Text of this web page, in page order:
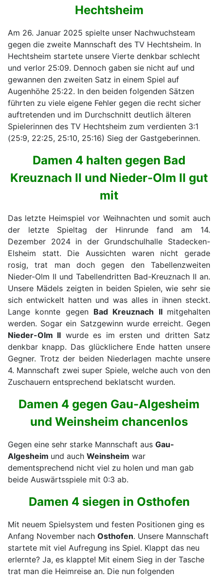
Hechtsheim
Am 26. Januar 2025 spielte unser Nachwuchsteam
gegen die zweite Mannschaft des TV Hechtsheim. In
Hechtsheim startete unsere Vierte denkbar schlecht
und verlor 25:09. Dennoch gaben sie nicht auf und
gewannen den zweiten Satz in einem Spiel auf
Augenhöhe 25:22. In den beiden folgenden Sätzen
führten zu viele eigene Fehler gegen die recht sicher
auftretenden und im Durchschnitt deutlich älteren
Spielerinnen des TV Hechtsheim zum verdienten 3:1
(25:9, 22:25, 25:10, 25:16) Sieg der Gastgeberinnen.
Damen 4 halten gegen Bad
Kreuznach II und Nieder-Olm II gut
mit
Das letzte Heimspiel vor Weihnachten und somit auch
der letzte Spieltag der Hinrunde fand am 14.
Dezember 2024 in der Grundschulhalle Stadecken-
Elsheim statt. Die Aussichten waren nicht gerade
rosig, trat man doch gegen den Tabellenzweiten
Nieder-Olm II und Tabellendritten Bad-Kreuznach II an.
Unsere Mädels zeigten in beiden Spielen, wie sehr sie
sich entwickelt hatten und was alles in ihnen steckt.
Lange konnte gegen Bad Kreuznach II mitgehalten
werden. Sogar ein Satzgewinn wurde erreicht. Gegen
Nieder-Olm II wurde es im ersten und dritten Satz
denkbar knapp. Das glücklichere Ende hatten unsere
Gegner. Trotz der beiden Niederlagen machte unsere
4. Mannschaft zwei super Spiele, welche auch von den
Zuschauern entsprechend beklatscht wurden.
Damen 4 gegen Gau-Algesheim
und Weinsheim chancenlos
Gegen eine sehr starke Mannschaft aus Gau-
Algesheim und auch Weinsheim war
dementsprechend nicht viel zu holen und man gab
beide Auswärtsspiele mit 0:3 ab.
Damen 4 siegen in Osthofen
Mit neuem Spielsystem und festen Positionen ging es
Anfang November nach Osthofen. Unsere Mannschaft
startete mit viel Aufregung ins Spiel. Klappt das neu
erlernte? Ja, es klappte! Mit einem Sieg in der Tasche
trat man die Heimreise an. Die nun folgenden